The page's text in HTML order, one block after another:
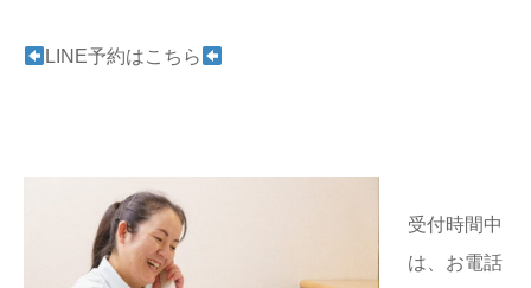
LINE予約はこちら
受付時間中
は、お電話